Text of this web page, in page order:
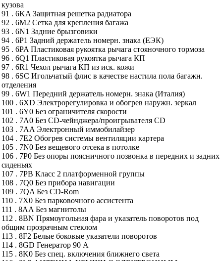
кузова
91 . 6KA Защитная решетка радиатора
92 . 6M2 Сетка для крепления багажа
93 . 6N1 Задние брызговики
94 . 6P1 Задний держатель номерн. знака (ЕЭК)
95 . 6PA Пластиковая рукоятка рычага стояночного тормоза
96 . 6Q1 Пластиковая рукоятка рычага КП
97 . 6R1 Чехол рычага КП из иск. кожи
98 . 6SC Игольчатый флис в качестве настила пола багажн.
отделения
99 . 6W1 Передний держатель номерн. знака (Италия)
100 . 6XD Электрорегулировка и обогрев наружн. зеркал
101 . 6Y0 Без ограничителя скорости
102 . 7A0 Без CD-чейнджера/проигрывателя CD
103 . 7AA Электронный иммобилайзер
104 . 7E2 Обогрев системы вентиляции картера
105 . 7N0 Без вещевого отсека в потолке
106 . 7P0 Без опоры поясничного позвонка в передних и задних
сиденьях
107 . 7PB Класс 2 платформенной группы
108 . 7Q0 Без прибора навигации
109 . 7QA Без CD-Rom
110 . 7X0 Без парковочного ассистента
111 . 8AA Без магнитолы
112 . 8BN Прямоугольная фара и указатель поворотов под
общим прозрачным стеклом
113 . 8F2 Белые боковые указатели поворотов
114 . 8GD Генератор 90 А
115 . 8K0 Без спец. включения ближнего света